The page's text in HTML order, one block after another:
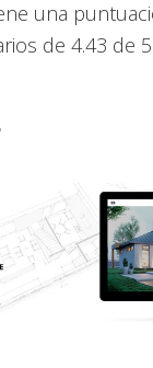
una
de 4.43 de 5.